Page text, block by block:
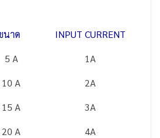
นาด
INPUT CURRENT
5 A
1A
10 A
2A
15 A
3A
20 A
4A